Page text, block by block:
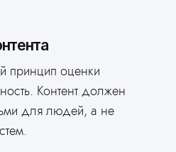
принцип оценки
Контент должен
для людей, а не